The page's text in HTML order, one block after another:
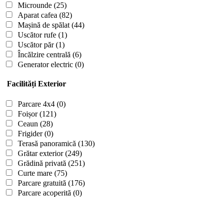
Microunde (25)
Aparat cafea (82)
Mașină de spălat (44)
Uscător rufe (1)
Uscător păr(1)
Încălzire centrală (6)
Generator electric (0)
Facilități Exterior
Parcare 4x4 (0)
Foișor(121)
Ceaun (28)
Frigider(0)
Terasă panoramică (130)
Grătar exterior(249)
Grădină privată (251)
Curte mare (75)
Parcare gratuită (176)
Parcare acoperită (0)